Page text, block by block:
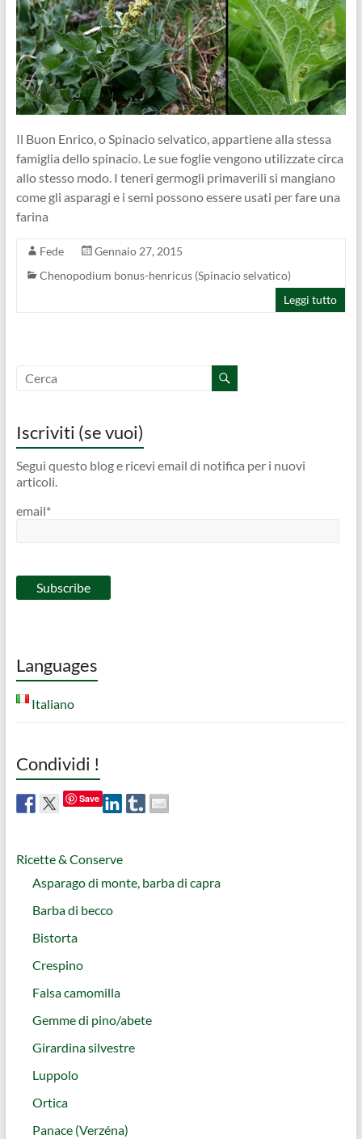
Il Buon Enrico, o Spinacio selvatico, appartiene alla stessa
famiglia dello spinacio. Le sue foglie vengono utilizzate circa
allo stesso modo. I teneri germogli primaverili si mangiano
come gli asparagi e i semi possono essere usati per fare una
farina
Fede
Gennaio 27, 2015
Chenopodium bonus-henricus (Spinacio selvatico)
Leggi tutto
Iscriviti (se vuoi)
Segui questo blog e ricevi email di notifica per i nuovi
articoli.
email*
Languages
Italiano
Condividi !
Save
Ricette & Conserve
Asparago di monte, barba di capra
Barba di becco
Bistorta
Crespino
Falsa camomilla
Gemme di pino/abete
Girardina silvestre
Luppolo
Ortica
Panace (Verzéna)